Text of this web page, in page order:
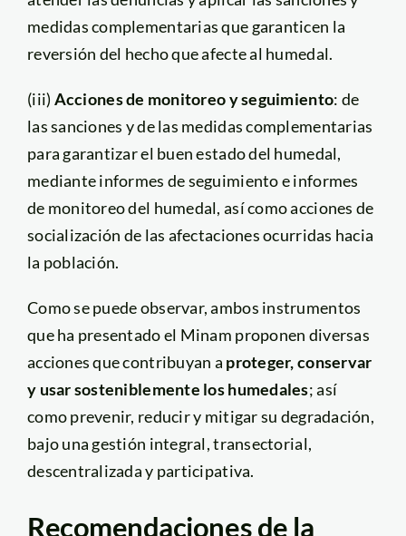
medidas complementarias que garanticen la
reversión del hecho que afecte al humedal.
(iii) Acciones de monitoreo y seguimiento: de
las sanciones y de las medidas complementarias
para garantizar el buen estado del humedal,
mediante informes de seguimiento e informes
de monitoreo del humedal, así como acciones de
socialización de las afectaciones ocurridas hacia
la población.
Como se puede observar, ambos instrumentos
que ha presentado el Minam proponen diversas
acciones que contribuyan a proteger, conservar
y usar sosteniblemente los humedales; así
como prevenir, reducir y mitigar su degradación,
bajo una gestión integral, transectorial,
descentralizada y participativa.
Recomendaciones de la